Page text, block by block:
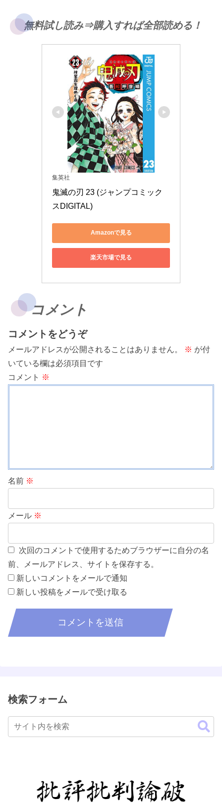
無料試し読み⇒購入すれば全部読める！
集英社
鬼滅の刃 23 (ジャンプコミック
スDIGITAL)
Amazonで見る
楽天市場で見る
コメント
コメントをどうぞ
メールアドレスが公開されることはありません。 ※ が付
いている欄は必須項目です
コメント ※
名前 ※
メール ※
次回のコメントで使用するためブラウザーに自分の名
前、メールアドレス、サイトを保存する。
新しいコメントをメールで通知
新しい投稿をメールで受け取る
検索フォーム